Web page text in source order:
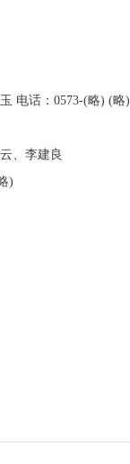
电话：0573-(略) (略)
、李建良
)